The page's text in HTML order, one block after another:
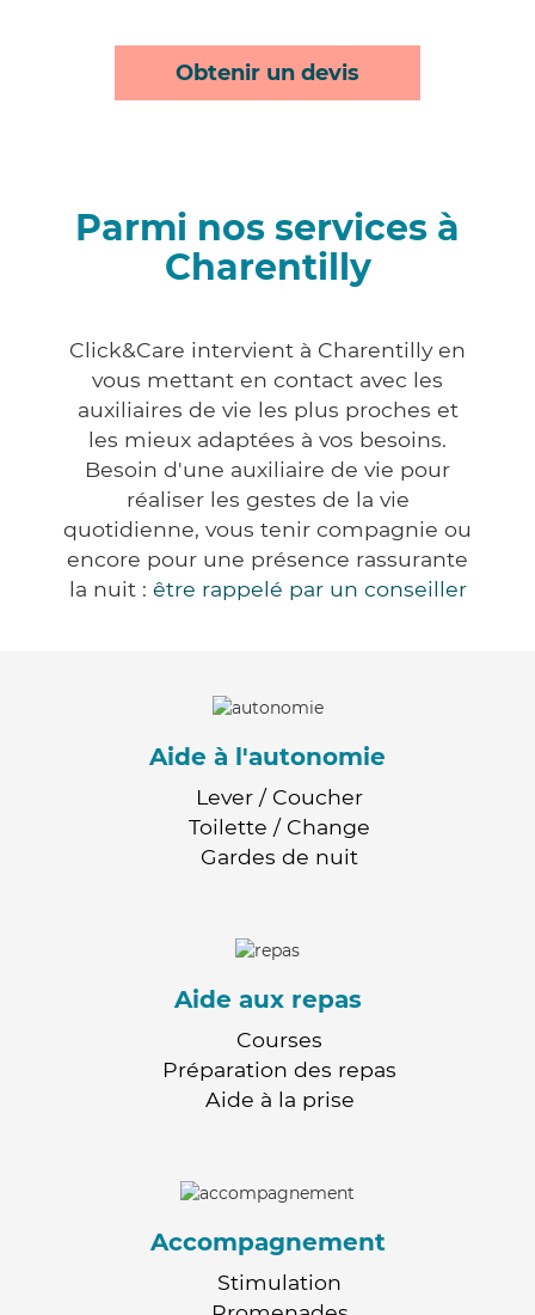
Obtenir un devis
Parmi nos services à
Charentilly
Click&Care intervient à Charentilly en
vous mettant en contact avec les
auxiliaires de vie les plus proches et
les mieux adaptées à vos besoins.
Besoin d'une auxiliaire de vie pour
réaliser les gestes de la vie
quotidienne, vous tenir compagnie ou
encore pour une présence rassurante
la nuit : être rappelé par un conseiller
Aide à l'autonomie
Lever / Coucher
Toilette / Change
Gardes de nuit
Aide aux repas
Courses
Préparation des repas
Aide à la prise
Accompagnement
Stimulation